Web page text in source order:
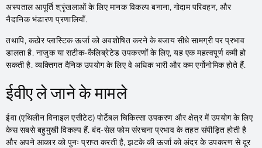
अस्पताल आपूर्ति श्रृंखलाओं के लिए मानक विकल्प बनाना, गोदाम परिवहन, और
नैदानिक ​​भंडारण प्रणालियाँ.
तथापि, कठोर प्लास्टिक ऊर्जा को अवशोषित करने के बजाय सीधे सामग्री पर प्रभाव
डालता है. नाजुक या सटीक-कैलिब्रेटेड उपकरणों के लिए, यह एक महत्वपूर्ण कमी हो
सकती है. व्यक्तिगत दैनिक उपयोग के लिए वे अधिक भारी और कम एर्गोनोमिक होते हैं.
ईवीए ले जाने के मामले
ईवा (एथिलीन विनाइल एसीटेट) पोर्टेबल चिकित्सा उपकरण और क्षेत्र में उपयोग के लिए
केस सबसे बहुमुखी विकल्प हैं. बंद-सेल फोम संरचना प्रभाव के तहत संपीड़ित होती है
और अपने आकार को पुनः प्राप्त करती है, झटके की ऊर्जा को अंदर के उपकरण से दूर